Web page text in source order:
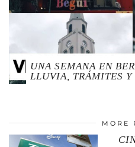
UNA SEMANA EN
LLUVIA, TRÁMITES
MORE